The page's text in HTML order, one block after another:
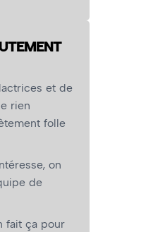
et de
rien
folle
on
de
fait ça pour